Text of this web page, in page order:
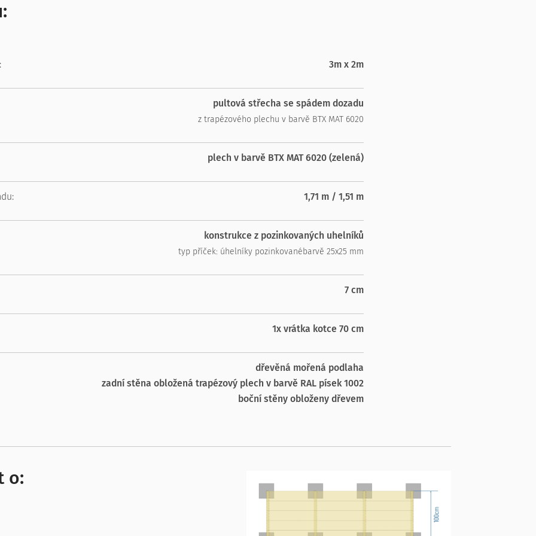
3m x 2m
pultová střecha se spádem dozadu
z trapézového plechu v barvě BTX MAT 6020
plech v barvě BTX MAT 6020 (zelená)
1,71 m / 1,51 m
konstrukce z pozinkovaných uhelníků
typ příček: úhelníky pozinkovanébarvě 25x25 mm
7 cm
1x vrátka kotce 70 cm
dřevěná mořená podlaha
zadní stěna obložená trapézový plech v barvě RAL písek 1002
boční stěny obloženy dřevem
o: